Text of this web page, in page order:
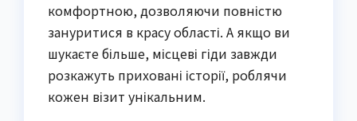
комфортною, дозволяючи повністю
зануритися в красу області. А якщо ви
шукаєте більше, місцеві гіди завжди
розкажуть приховані історії, роблячи
кожен візит унікальним.